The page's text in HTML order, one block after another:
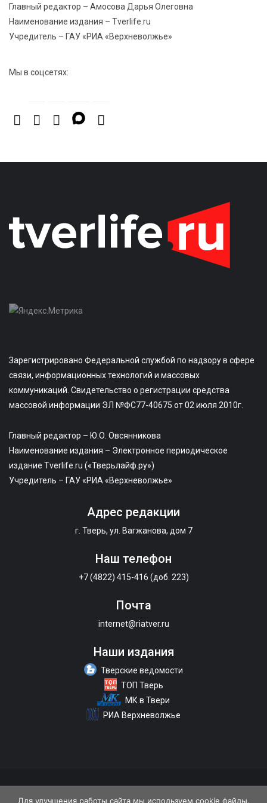
Рекорд года: в июле в России продали 122,1 тыс.
новых легковых авто
Главный редактор – Амосова Дарья Олеговна
Наименование издания – Tverlife.ru
Учредитель – ГАУ «РИА «Верхневолжье»
Мы в соцсетях:
Зарегистрировано Федеральной службой по надзору в сфере
связи, информационных технологий и массовых
коммуникаций. Свидетельство о регистрации средства
массовой информации ЭЛ №ФС77-40675 от 02 июля 2010г.
Главный редактор – Ю.О. Овсянникова
Наименование издания – Электронное периодическое
издание Tverlife.ru («Тверьлайф.ру»)
Учредитель – ГАУ «РИА «Верхневолжье»
Адрес редакции
г. Тверь, ул. Вагжанова, дом 7
Наш телефон
+7 (4822) 415-416 (доб. 223)
Почта
internet@riatver.ru
Наши издания
Тверские ведомости
ТОП Тверь
МК в Твери
РИА Верхневолжье
Для улучшения работы сайта мы используем cookie файлы.